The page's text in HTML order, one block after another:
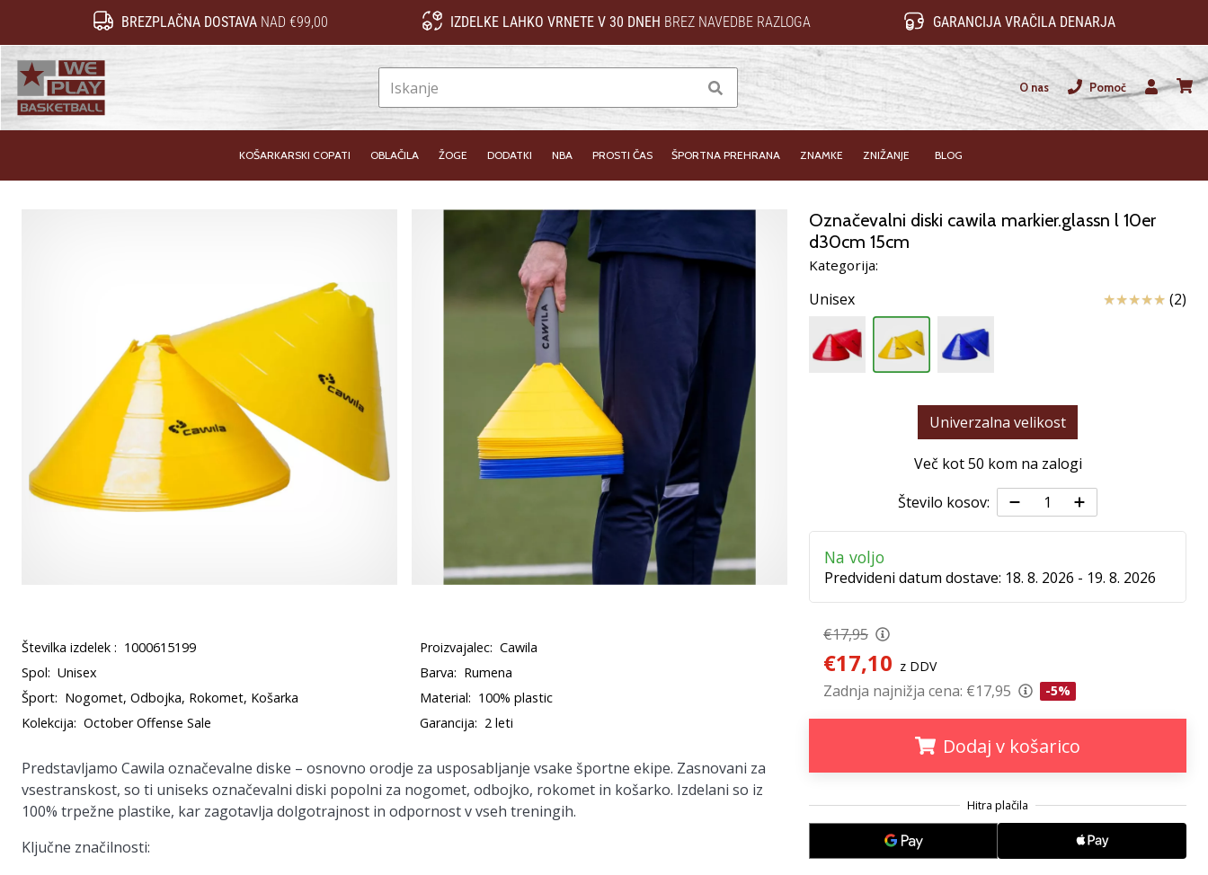
BREZPLAČNA DOSTAVA NAD €99,00 IZDELKE LAHKO VRNETE V 30 DNEH BREZ NAVEDBE RAZLOGA GARANCIJA VRAČILA DENARJA
Iskanje O nas
Pomoč
Uporabnik
KOŠARKARSKI COPATI OBLAČILA ŽOGE DODATKI NBA PROSTI ČAS ŠPORTNA PREHRANA ZNAMKE ZNIŽANJE BLOG
Označevalni diski cawila markier.glassn l 10er
d30cm 15cm
Kategorija:
Unisex Ocena izdelka
(2)
Univerzalna velikost
Več kot 50 kom na zalogi
Število kosov:
Na voljo
Predvideni datum dostave: 18. 8. 2026 - 19. 8. 2026
€17,95
€17,10 z DDV
Zadnja najnižja cena: €17,95 -5%
Dodaj v košarico
Številka izdelek : 1000615199 Proizvajalec: Cawila
Spol: Unisex Barva: Rumena
Šport: Nogomet, Odbojka, Rokomet, Košarka Material: 100% plastic
Kolekcija: October Offense Sale Garancija: 2 leti
Predstavljamo Cawila označevalne diske – osnovno orodje za usposabljanje vsake športne ekipe. Zasnovani za
vsestranskost, so ti uniseks označevalni diski popolni za nogomet, odbojko, rokomet in košarko. Izdelani so iz
100% trpežne plastike, kar zagotavlja dolgotrajnost in odpornost v vseh treningih.
Ključne značilnosti: